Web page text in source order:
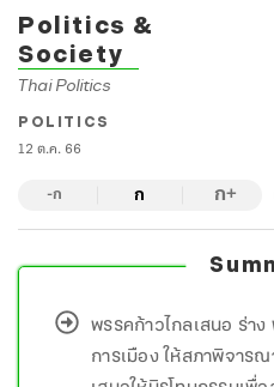
Politics &
Society
Thai Politics
POLITICS
12 ต.ค. 66
-ก ก ก+
พรรคก้าวไกลเสนอ ร่า
การเมือง ให้สภาพิจาร